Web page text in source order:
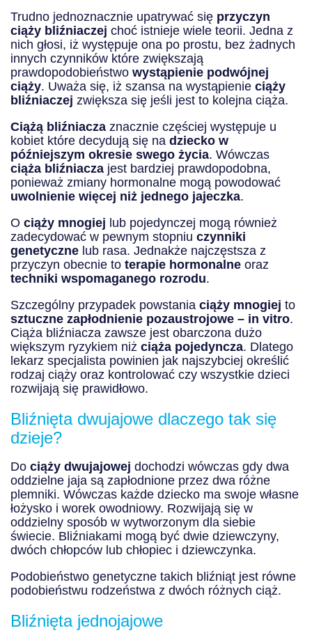
Trudno jednoznacznie upatrywać się przyczyn
ciąży bliźniaczej choć istnieje wiele teorii. Jedna z
nich głosi, iż występuje ona po prostu, bez żadnych
innych czynników które zwiększają
prawdopodobieństwo wystąpienie podwójnej
ciąży. Uważa się, iż szansa na wystąpienie ciąży
bliźniaczej zwiększa się jeśli jest to kolejna ciąża.
Ciążą bliźniacza znacznie częściej występuje u
kobiet które decydują się na dziecko w
późniejszym okresie swego życia. Wówczas
ciąża bliźniacza jest bardziej prawdopodobna,
ponieważ zmiany hormonalne mogą powodować
uwolnienie więcej niż jednego jajeczka.
O ciąży mnogiej lub pojedynczej mogą również
zadecydować w pewnym stopniu czynniki
genetyczne lub rasa. Jednakże najczęstsza z
przyczyn obecnie to terapie hormonalne oraz
techniki wspomaganego rozrodu.
Szczególny przypadek powstania ciąży mnogiej to
sztuczne zapłodnienie pozaustrojowe – in vitro.
Ciąża bliźniacza zawsze jest obarczona dużo
większym ryzykiem niż ciąża pojedyncza. Dlatego
lekarz specjalista powinien jak najszybciej określić
rodzaj ciąży oraz kontrolować czy wszystkie dzieci
rozwijają się prawidłowo.
Bliźnięta dwujajowe dlaczego tak się
dzieje?
Do ciąży dwujajowej dochodzi wówczas gdy dwa
oddzielne jaja są zapłodnione przez dwa różne
plemniki. Wówczas każde dziecko ma swoje własne
łożysko i worek owodniowy. Rozwijają się w
oddzielny sposób w wytworzonym dla siebie
świecie. Bliźniakami mogą być dwie dziewczyny,
dwóch chłopców lub chłopiec i dziewczynka.
Podobieństwo genetyczne takich bliźniąt jest równe
podobieństwu rodzeństwa z dwóch różnych ciąż.
Bliźnięta jednojajowe